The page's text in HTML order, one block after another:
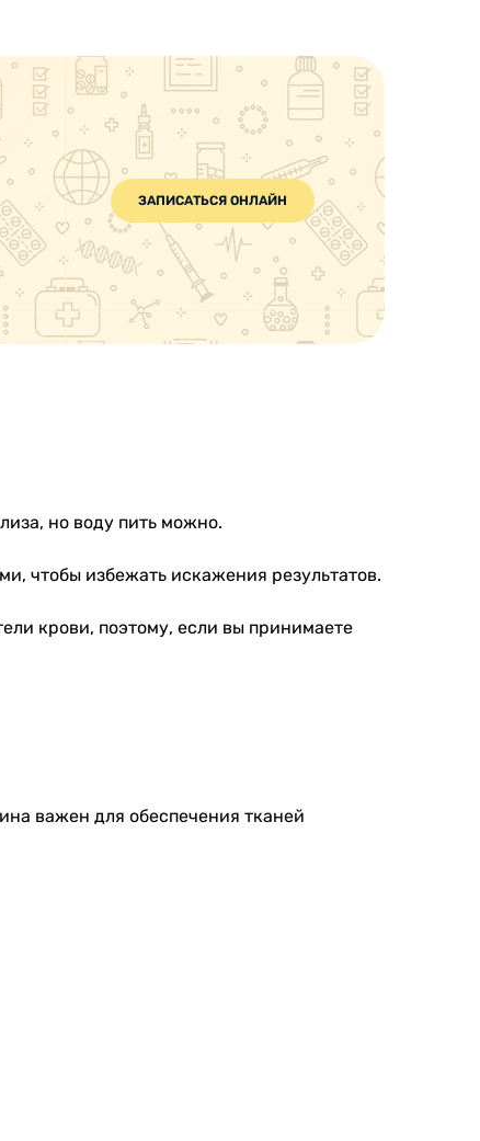
ЗАПИСАТЬСЯ ОНЛАЙН
но воду пить можно.
чтобы избежать искажения результатов.
крови, поэтому, если вы принимаете
важен для обеспечения тканей